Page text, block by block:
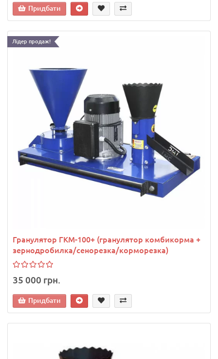
Придбати
Лідер продаж!
Гранулятор ГКМ-100+ (гранулятор комбикорма +
зернодробилка/сенорезка/корморезка)
35 000 грн.
Придбати